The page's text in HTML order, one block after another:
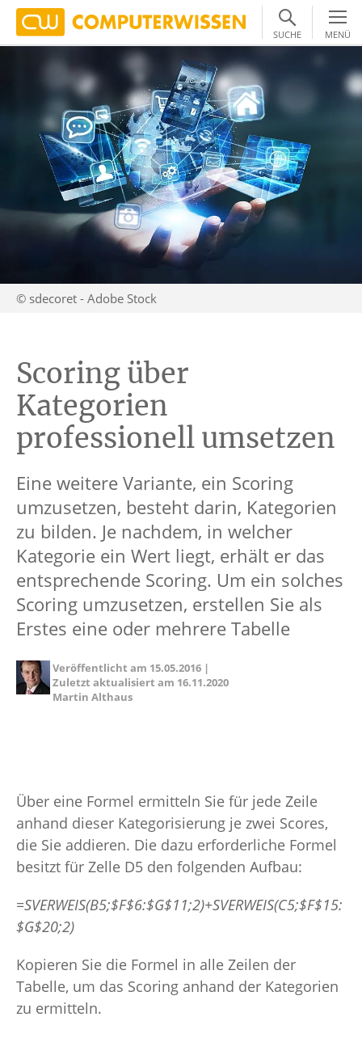
SUCHE MENÜ
© sdecoret - Adobe Stock
Scoring über
Kategorien
professionell umsetzen
Eine weitere Variante, ein Scoring
umzusetzen, besteht darin, Kategorien
zu bilden. Je nachdem, in welcher
Kategorie ein Wert liegt, erhält er das
entsprechende Scoring. Um ein solches
Scoring umzusetzen, erstellen Sie als
Erstes eine oder mehrere Tabelle
Veröffentlicht am 15.05.2016 |
Zuletzt aktualisiert am 16.11.2020
Martin Althaus
Über eine Formel ermitteln Sie für jede Zeile
anhand dieser Kategorisierung je zwei Scores,
die Sie addieren. Die dazu erforderliche Formel
besitzt für Zelle D5 den folgenden Aufbau:
=SVERWEIS(B5;$F$6:$G$11;2)+SVERWEIS(C5;$F$15:
$G$20;2)
Kopieren Sie die Formel in alle Zeilen der
Tabelle, um das Scoring anhand der Kategorien
zu ermitteln.